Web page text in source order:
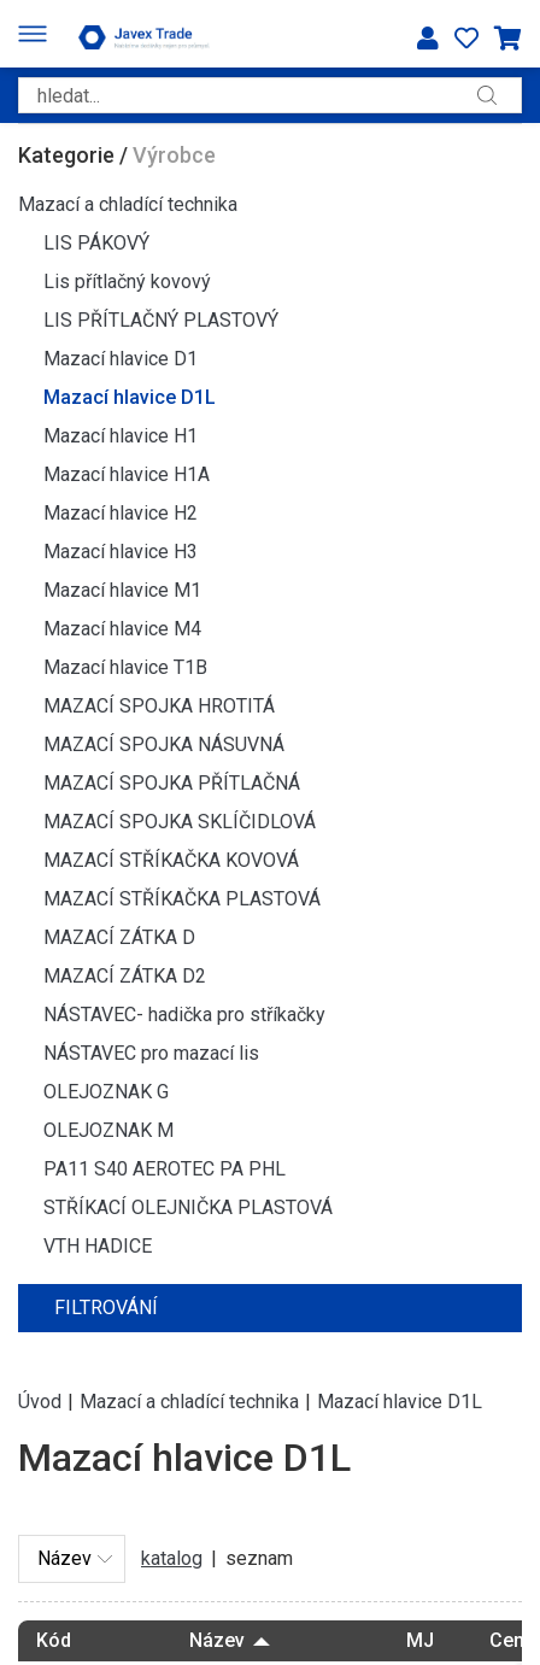
Kategorie /Výrobce
Mazací a chladící technika
LIS PÁKOVÝ
Lis přítlačný kovový
LIS PŘÍTLAČNÝ PLASTOVÝ
Mazací hlavice D1
Mazací hlavice D1L
Mazací hlavice H1
Mazací hlavice H1A
Mazací hlavice H2
Mazací hlavice H3
Mazací hlavice M1
Mazací hlavice M4
Mazací hlavice T1B
MAZACÍ SPOJKA HROTITÁ
MAZACÍ SPOJKA NÁSUVNÁ
MAZACÍ SPOJKA PŘÍTLAČNÁ
MAZACÍ SPOJKA SKLÍČIDLOVÁ
MAZACÍ STŘÍKAČKA KOVOVÁ
MAZACÍ STŘÍKAČKA PLASTOVÁ
MAZACÍ ZÁTKA D
MAZACÍ ZÁTKA D2
NÁSTAVEC- hadička pro stříkačky
NÁSTAVEC pro mazací lis
OLEJOZNAK G
OLEJOZNAK M
PA11 S40 AEROTEC PA PHL
STŘÍKACÍ OLEJNIČKA PLASTOVÁ
VTH HADICE
FILTROVÁNÍ
Úvod | Mazací a chladící technika | Mazací hlavice D1L
Mazací hlavice D1L
katalog | seznam
Kód Název MJ